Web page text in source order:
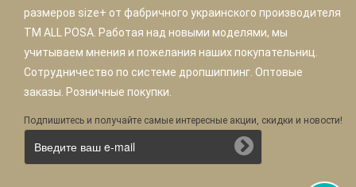
размеров size+ от фабричного украинского производителя
TM ALL POSA. Работая над новыми моделями, мы
учитываем мнения и пожелания наших покупательниц.
Сотрудничество по системе дропшиппинг. Оптовые
заказы. Розничные покупки.
Подпишитесь и получайте самые интересные акции, скидки и новости!